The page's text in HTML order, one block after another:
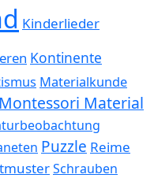
Kinderlieder
Kontinente
Materialkunde
Montessori Material
Puzzle Reime
Schrauben